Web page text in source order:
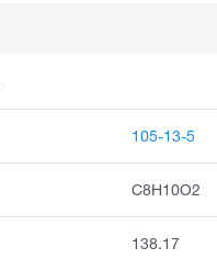
105-13-5
C8H10O2
138.17